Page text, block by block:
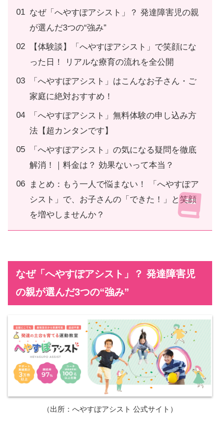
なぜ「へやすぽアシスト」？ 発達障害児の親
が選んだ3つの“強み”
【体験談】「へやすぽアシスト」で笑顔にな
った日！ リアルな療育の流れを全公開
「へやすぽアシスト」はこんなお子さん・ご
家庭に絶対おすすめ！
「へやすぽアシスト」無料体験の申し込み方
法【超カンタンです】
「へやすぽアシスト」の気になる疑問を徹底
解消！｜料金は？ 効果ないって本当？
まとめ：もう一人で悩まない！ 「へやすぽア
シスト」で、お子さんの「できた！」と笑顔
を増やしませんか？
なぜ「へやすぽアシスト」？ 発達障害児
の親が選んだ3つの“強み”
（出所：へやすぽアシスト 公式サイト）